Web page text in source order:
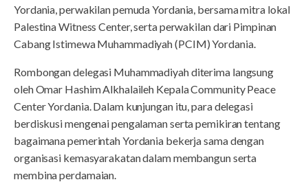
Yordania, perwakilan pemuda Yordania, bersama mitra lokal
Palestina Witness Center, serta perwakilan dari Pimpinan
Cabang Istimewa Muhammadiyah (PCIM) Yordania.
Rombongan delegasi Muhammadiyah diterima langsung
oleh Omar Hashim Alkhalaileh Kepala Community Peace
Center Yordania. Dalam kunjungan itu, para delegasi
berdiskusi mengenai pengalaman serta pemikiran tentang
bagaimana pemerintah Yordania bekerja sama dengan
organisasi kemasyarakatan dalam membangun serta
membina perdamaian.